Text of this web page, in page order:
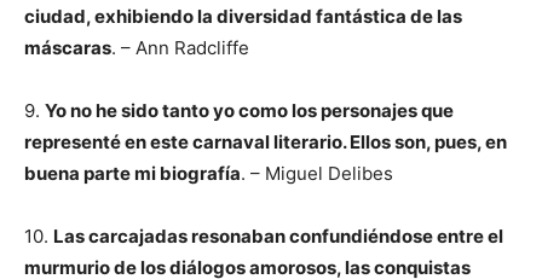
ciudad, exhibiendo la diversidad fantástica de las
máscaras. – Ann Radcliffe
9. Yo no he sido tanto yo como los personajes que
representé en este carnaval literario. Ellos son, pues, en
buena parte mi biografía. – Miguel Delibes
10. Las carcajadas resonaban confundiéndose entre el
murmurio de los diálogos amorosos, las conquistas